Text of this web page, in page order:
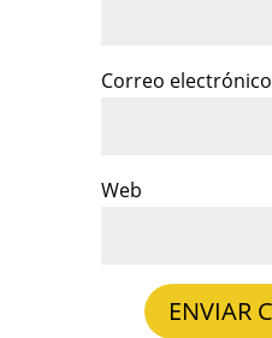
Correo electrónico
Web